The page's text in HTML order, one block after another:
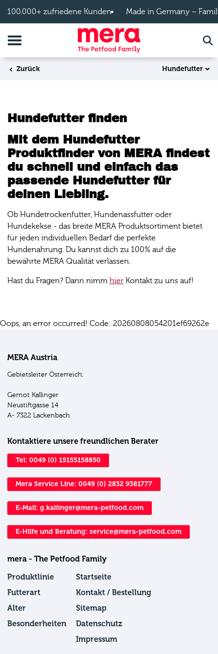
100.000+ zufriedene Kunden Made in Germany –
Navigation umschalten
Zurück Hundefutter
Hundefutter finden
Mit dem Hundefutter
Produktfinder von MERA findest
du schnell und einfach das
passende Hundefutter für
deinen Liebling.
Ob Hundetrockenfutter, Hundenassfutter oder
Hundekekse - das breite MERA Produktsortiment bietet
für jeden individuellen Bedarf die perfekte
Hundenahrung. Du kannst dich zu 100% auf die
bewährte MERA Qualität verlassen.
Hast du Fragen? Dann nimm hier Kontakt zu uns auf!
Oops, an error occurred! Code: 20260808054201ef69262e
MERA Austria
Gebietsleiter Österreich:
Gernot Kallinger
Neustiftgasse 14
A- 7322 Lackenbach
Kontaktiere unsere freundlichen Berater
Tel: 0049 (0) 15155158850
Mera Service Line: 0049 (0) 2832 9381777
E-Mail: g.kallinger@mera-petfood.com
E-Hilfe und Beratung: service@mera-petfood.com
mera - The Petfood Family
Produktlinie
Futterart
Alter
Besonderheiten
Startseite
Kontakt / Bestellung
Sitemap
Datenschutz
Impressum